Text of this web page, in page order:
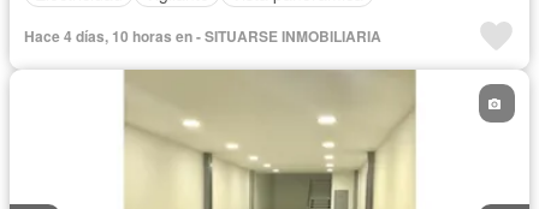
Hace 4 días, 10 horas en - SITUARSE INMOBILIARIA